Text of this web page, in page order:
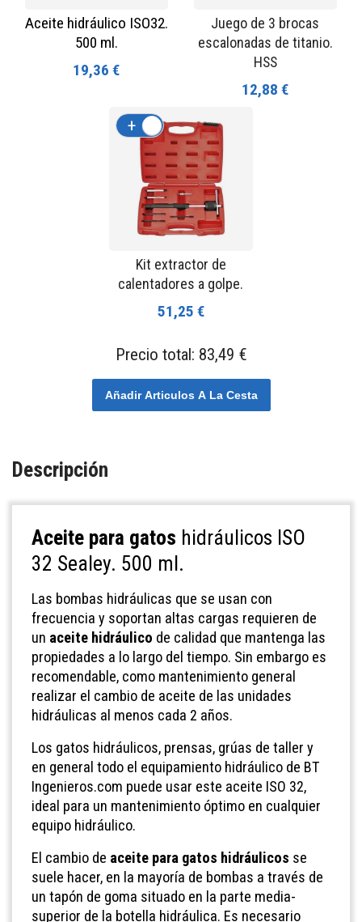
Aceite hidráulico ISO32.
500 ml.
19,36 €
Juego de 3 brocas
escalonadas de titanio.
HSS
12,88 €
Kit extractor de
calentadores a golpe.
51,25 €
+ -
Precio total: 83,49 €
Añadir Articulos A La Cesta
Descripción
Aceite para gatos hidráulicos ISO
32 Sealey. 500 ml.
Las bombas hidráulicas que se usan con
frecuencia y soportan altas cargas requieren de
un aceite hidráulico de calidad que mantenga las
propiedades a lo largo del tiempo. Sin embargo es
recomendable, como mantenimiento general
realizar el cambio de aceite de las unidades
hidráulicas al menos cada 2 años.
Los gatos hidráulicos, prensas, grúas de taller y
en general todo el equipamiento hidráulico de BT
Ingenieros.com puede usar este aceite ISO 32,
ideal para un mantenimiento óptimo en cualquier
equipo hidráulico.
El cambio de aceite para gatos hidráulicos se
suele hacer, en la mayoría de bombas a través de
un tapón de goma situado en la parte media-
superior de la botella hidráulica. Es necesario